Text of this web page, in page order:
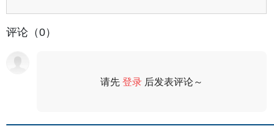
评论（0）
请先登录 后发表评论～